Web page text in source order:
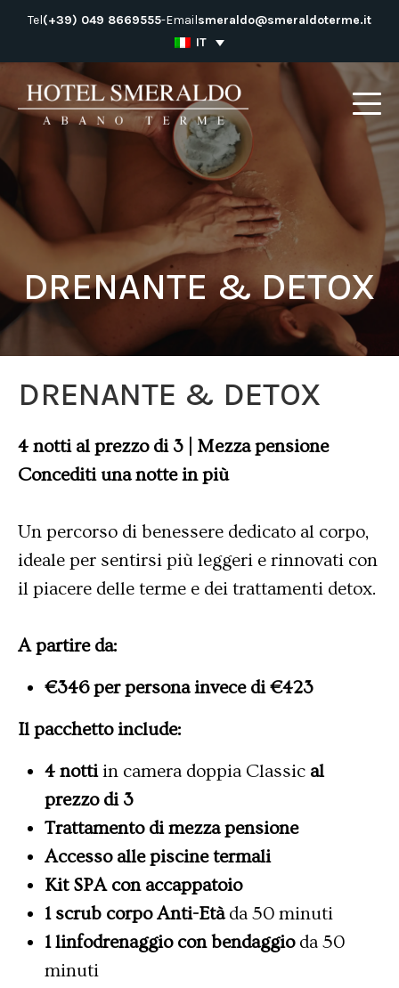
Salta
contenuto
Tel(+39) 049 8669555-Emailsmeraldo@smeraldoterme.it
IT
DRENANTE & DETOX
DRENANTE & DETOX
4 notti al prezzo di 3 | Mezza pensione
Concediti una notte in più
Un percorso di benessere dedicato al corpo,
ideale per sentirsi più leggeri e rinnovati con
il piacere delle terme e dei trattamenti detox.
A partire da:
€346 per persona invece di €423
Il pacchetto include:
4 nottiin camera doppia Classic al
prezzo di 3
Trattamento di mezza pensione
Accesso alle piscine termali
Kit SPA con accappatoio
1 scrub corpo Anti-Etàda 50 minuti
1 linfodrenaggio con bendaggioda 50
minuti